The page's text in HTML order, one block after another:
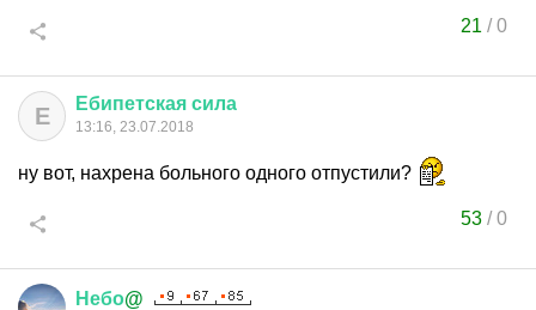
21 /0
Е Ебипетская сила
13:16, 23.07.2018
ну вот, нахрена больного одного отпустили?
53 /0
Небо@